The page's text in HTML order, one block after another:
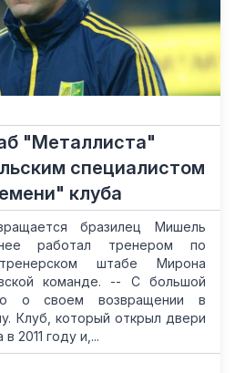
"Металлиста"
специалистом
клуба
бразилец Мишель
работал тренером по
штабе Мирона
команде. -- С большой
о своем возвращении в
Клуб, который открыл двери
2011 году и,...